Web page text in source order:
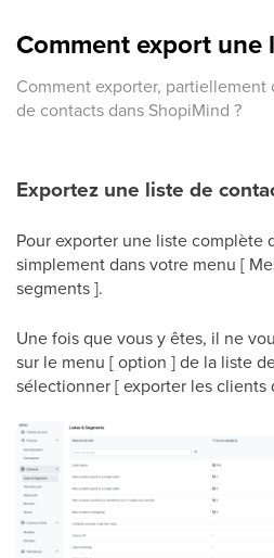
Comment export une
Comment exporter,
de contacts dans ShopiMind ?
Exportez une liste de
Pour exporter une liste complète
simplement dans votre menu [
segments ].
Une fois que vous y êtes, il ne
sur le menu [ option ] de la liste
sélectionner [ exporter les clients